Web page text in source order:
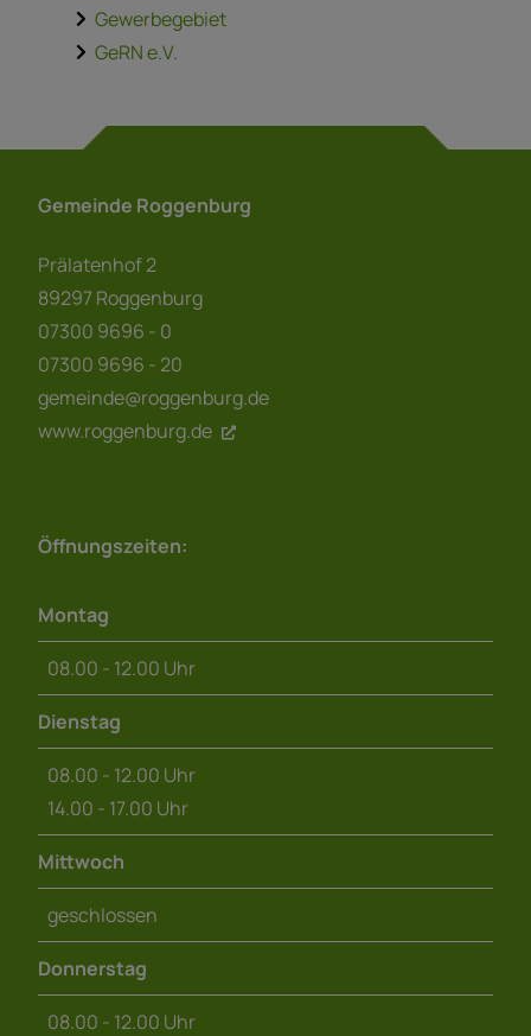
Gewerbegebiet
GeRN e.V.
Gemeinde Roggenburg
Prälatenhof 2
89297 Roggenburg
07300 9696 - 0
07300 9696 - 20
gemeinde@roggenburg.de
www.roggenburg.de
Öffnungszeiten:
Montag
08.00 - 12.00 Uhr
Dienstag
08.00 - 12.00 Uhr
14.00 - 17.00 Uhr
Mittwoch
geschlossen
Donnerstag
08.00 - 12.00 Uhr